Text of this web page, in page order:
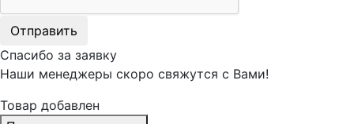
Отправить
Спасибо за заявку
Наши менеджеры скоро свяжутся с Вами!
Товар добавлен